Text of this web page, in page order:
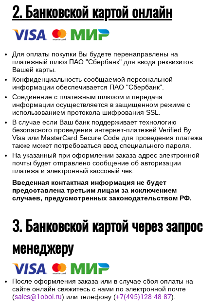
2. Банковской картой онлайн
Для оплаты покупки Вы будете перенаправлены на
платежный шлюз ПАО "Сбербанк" для ввода реквизитов
Вашей карты.
Конфиденциальность сообщаемой персональной
информации обеспечивается ПАО "Сбербанк".
Соединение с платежным шлюзом и передача
информации осуществляется в защищенном режиме с
использованием протокола шифрования SSL.
В случае если Ваш банк поддерживает технологию
безопасного проведения интернет-платежей Verified By
Visa или MasterCard Secure Code для проведения платежа
также может потребоваться ввод специального пароля.
На указанный при оформлении заказа адрес электронной
почты будет отправлено сообщение об авторизации
платежа и электронный кассовый чек.
Введенная контактная информация не будет
предоставлена третьим лицам за исключением
случаев, предусмотренных законодательством РФ.
3. Банковской картой через запрос
менеджеру
После оформления заказа или в случае сбоя оплаты на
сайте онлайн свяжитесь с нами по электронной почте
(sales@1oboi.ru) или телефону (+7(495)128-48-87).